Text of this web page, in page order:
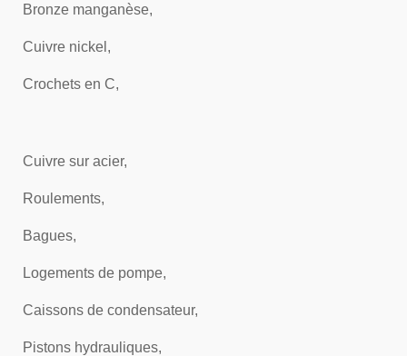
Bronze manganèse,
Cuivre nickel,
Crochets en C,
Cuivre sur acier,
Roulements,
Bagues,
Logements de pompe,
Caissons de condensateur,
Pistons hydrauliques,